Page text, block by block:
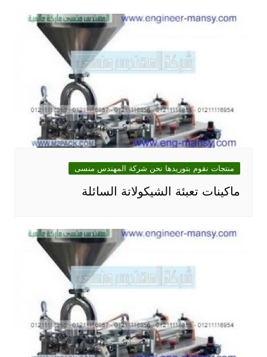
منتجات نقوم بتوريدها نحن شركة المهندس منسى
ماكينات تعبئة الشيكولاتة السائلة